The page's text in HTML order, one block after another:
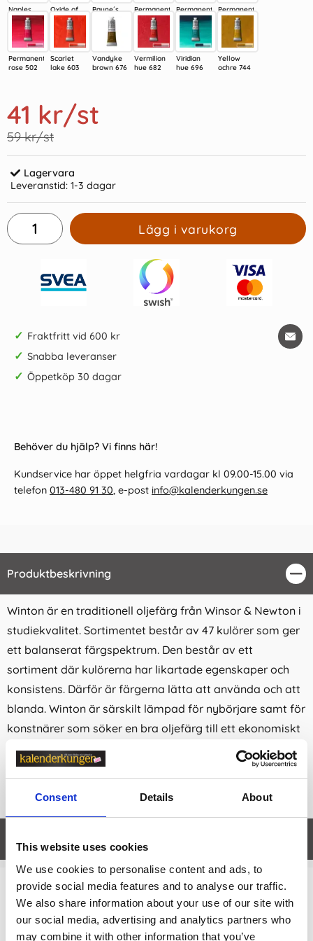
Consent Details About
This website uses cookies
We use cookies to personalise content and ads, to
provide social media features and to analyse our traffic.
We also share information about your use of our site with
our social media, advertising and analytics partners who
may combine it with other information that you’ve
Naples
yellow
hue 422
Oxide of
chromium
Payne´s
gray 465
Permanent
alizarin
crimson
Permanent
crimson
lake 478
Permanent
geranium
lake 480
Permanent
rose 502
Scarlet
lake 603
Vandyke
brown 676
Vermilion
hue 682
Viridian
hue 696
Yellow
ochre 744
41 kr/st
59 kr/st
Lagervara
Leveranstid: 1-3 dagar
Lägg i varukorg
✓ Fraktfritt vid 600 kr
✓ Snabba leveranser
✓ Öppetköp 30 dagar
Behöver du hjälp? Vi finns här!
Kundservice har öppet helgfria vardagar kl 09.00-15.00 via
telefon 013-480 91 30, e-post info@kalenderkungen.se
Produktbeskrivning
Winton är en traditionell oljefärg från Winsor & Newton i
studiekvalitet. Sortimentet består av 47 kulörer som ger
ett balanserat färgspektrum. Den består av ett
sortiment där kulörerna har likartade egenskaper och
konsistens. Därför är färgerna lätta att använda och att
blanda. Winton är särskilt lämpad för nybörjare samt för
konstnärer som söker en bra oljefärg till ett ekonomiskt
pris. Oljefärg Winton är en prisvärd oljefärg i hög kvalitet
och gjord för att ta fram det finaste i varje pigment.
37ml i varje tub.
Relaterade kategorier
Konstnärsmaterial / Färger